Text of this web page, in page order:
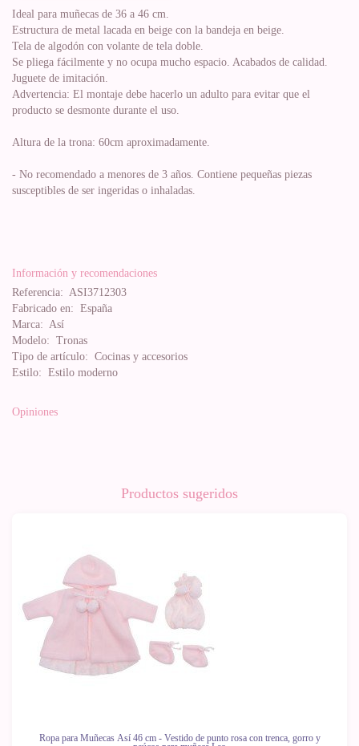
Ideal para muñecas de 36 a 46 cm.
Estructura de metal lacada en beige con la bandeja en beige.
Tela de algodón con volante de tela doble.
Se pliega fácilmente y no ocupa mucho espacio. Acabados de calidad.
Juguete de imitación.
Advertencia: El montaje debe hacerlo un adulto para evitar que el
producto se desmonte durante el uso.
Altura de la trona: 60cm aproximadamente.
- No recomendado a menores de 3 años. Contiene pequeñas piezas
susceptibles de ser ingeridas o inhaladas.
Información y recomendaciones
Referencia: ASI3712303
Fabricado en: España
Marca: Así
Modelo: Tronas
Tipo de artículo: Cocinas y accesorios
Estilo: Estilo moderno
Opiniones
Productos sugeridos
Ropa para Muñecas Así 46 cm - Vestido de punto rosa con trenca, gorro y